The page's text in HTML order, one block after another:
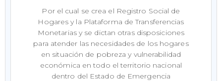
Por el cual se crea el Registro Social de
Hogares y la Plataforma de Transferencias
Monetarias y se dictan otras disposiciones
para atender las necesidades de los hogares
en situación de pobreza y vulnerabilidad
económica en todo el territorio nacional
dentro del Estado de Emergencia